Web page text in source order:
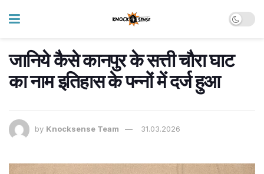
जानिये कैसे कानपुर के सत्ती चौरा घाट
का नाम इतिहास के पन्नों में दर्ज हुआ
by Knocksense Team 31.03.2026